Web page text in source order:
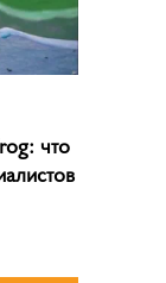
что